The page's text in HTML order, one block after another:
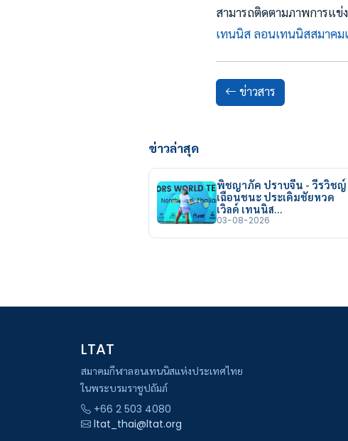
สามารถติดตามภาพการแ
เทนนิส ลอนเทนนิสสมาคม
ข่าวสาร
ข่าวล่าสุด
พิชญาภัค ปราบจีน - วีรวิชญ์
เฉือนชนะ ประเดิมชัยหวด
เวิลด์ เทนนิส…
03-08-2026
LTAT
สมาคมกีฬาลอนเทนนิสแห่งประเทศไทย
ในพระบรมราชูปถัมภ์
+66 2 503 4080
ltat_thai@ltat.org